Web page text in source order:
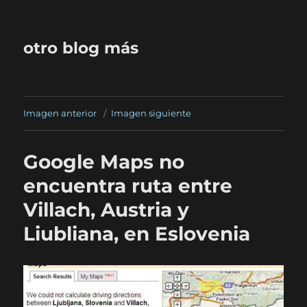
otro blog más
Imagen anterior Imagen siguiente
Google Maps no
encuentra ruta entre
Villach, Austria y
Liubliana, en Eslovenia